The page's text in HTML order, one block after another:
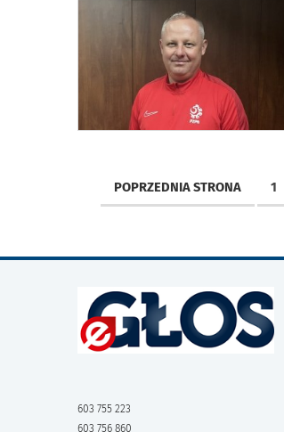
POPRZEDNIA STRONA 1
603 755 223
603 756 860